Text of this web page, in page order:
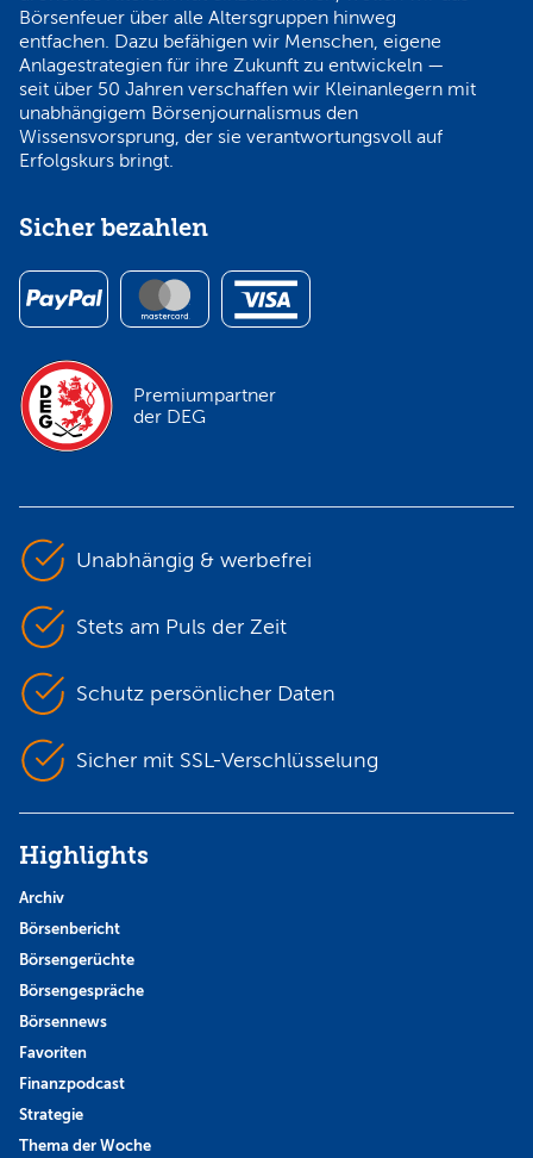
Börsenfeuer über alle Altersgruppen hinweg
entfachen. Dazu befähigen wir Menschen, eigene
Anlagestrategien für ihre Zukunft zu entwickeln —
seit über 50 Jahren verschaffen wir Kleinanlegern mit
unabhängigem Börsenjournalismus den
Wissensvorsprung, der sie verantwortungsvoll auf
Erfolgskurs bringt.
Sicher bezahlen
Premiumpartner
der DEG
Unabhängig & werbefrei
Stets am Puls der Zeit
Schutz persönlicher Daten
Sicher mit SSL-Verschlüsselung
Highlights
Archiv
Börsenbericht
Börsengerüchte
Börsengespräche
Börsennews
Favoriten
Finanzpodcast
Strategie
Thema der Woche